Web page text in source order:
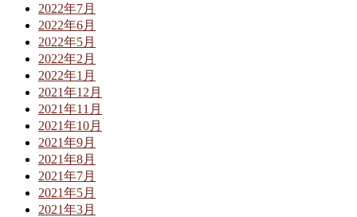
2022年7月
2022年6月
2022年5月
2022年2月
2022年1月
2021年12月
2021年11月
2021年10月
2021年9月
2021年8月
2021年7月
2021年5月
2021年3月